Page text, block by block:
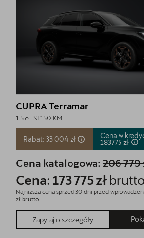
CUPRA Terramar
1.5 eTSI 150 KM
Rabat: 33 004 zł
Cena w
183775 zł
Cena katalogowa: 206 779
Cena: 173 775 zł brutto
Najniższa cena sprzed 30 dni przed
zł brutto
Zapytaj o szczegóły